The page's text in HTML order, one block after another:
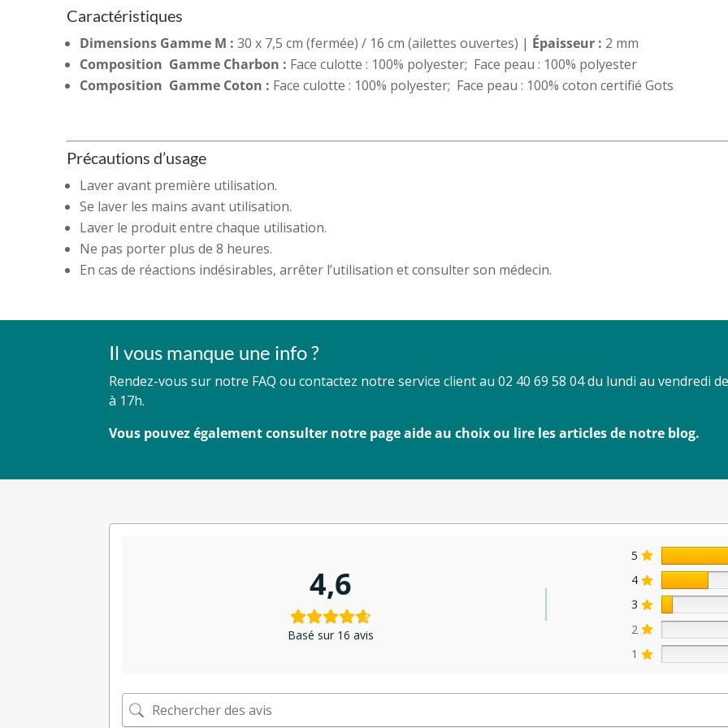
Caractéristiques
Dimensions Gamme M : 30 x 7,5 cm (fermée) / 16 cm (ailettes ouvertes) | Épaisseur : 2 mm
Composition Gamme Charbon : Face culotte : 100% polyester; Face peau : 100% polyester
Composition Gamme Coton : Face culotte : 100% polyester; Face peau : 100% coton certifié Gots
Précautions d’usage
Laver avant première utilisation.
Se laver les mains avant utilisation.
Laver le produit entre chaque utilisation.
Ne pas porter plus de 8 heures.
En cas de réactions indésirables, arrêter l’utilisation et consulter son médecin.
Il vous manque une info ?
Rendez-vous sur notre FAQ ou contactez notre service client au 02 40 69 58 04 du lundi au vendredi
à 17h.
Vous pouvez également consulter notre page aide au choix ou lire les articles de notre blog.
4,6
Basé sur 16 avis
5
4
3
2
1